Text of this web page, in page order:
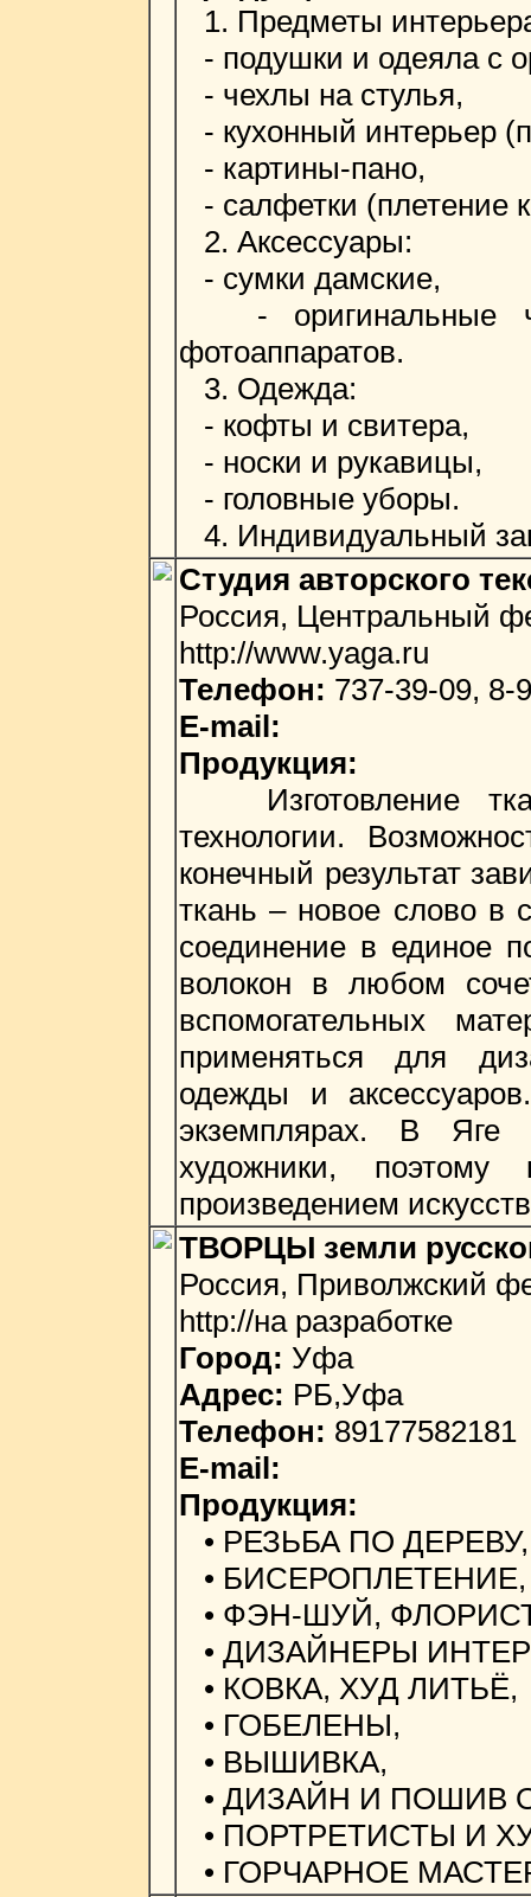
1. Предметы
- подушки и одеяла с
- чехлы на стулья,
- кухонный интерьер
- картины-пано,
- салфетки (плетение
2. Аксессуары:
- сумки дамские,
- оригинальные
фотоаппаратов.
3. Одежда:
- кофты и свитера,
- носки и рукавицы,
- головные уборы.
4. Индивидуальный
Студия авторского
Россия, Центральный
http://www.yaga.ru
Телефон: 737-39-09, 8-
E-mail:
Продукция:
Изготовление
технологии.
конечный результат
ткань – новое слово в
соединение в единое
волокон в любом
вспомогательных
применяться для
одежды и
экземплярах. В Яге
художники,
произведением
ТВОРЦЫ земли
Россия, Приволжский
http://на разработке
Город: Уфа
Адрес: РБ,Уфа
Телефон: 89177582181
E-mail:
Продукция:
• РЕЗЬБА ПО
• БИСЕРОПЛЕТЕНИЕ,
• ФЭН-ШУЙ,
• ДИЗАЙНЕРЫ
• КОВКА, ХУД ЛИТЬЁ,
• ГОБЕЛЕНЫ,
• ВЫШИВКА,
• ДИЗАЙН И ПОШИВ
• ПОРТРЕТИСТЫ И
• ГОРЧАРНОЕ